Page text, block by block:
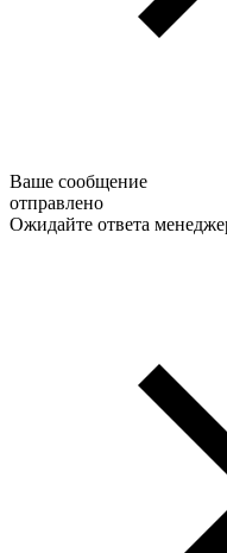
Ваше сообщение
отправлено
Ожидайте ответа